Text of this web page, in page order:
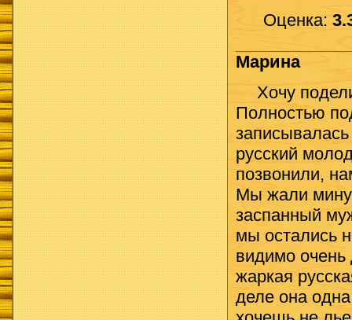
Оценка:
Марина
Хочу
Полностью
русский
позвонили,
Мы жали
заспанный
мы остались
видимо
жаркая
деле она